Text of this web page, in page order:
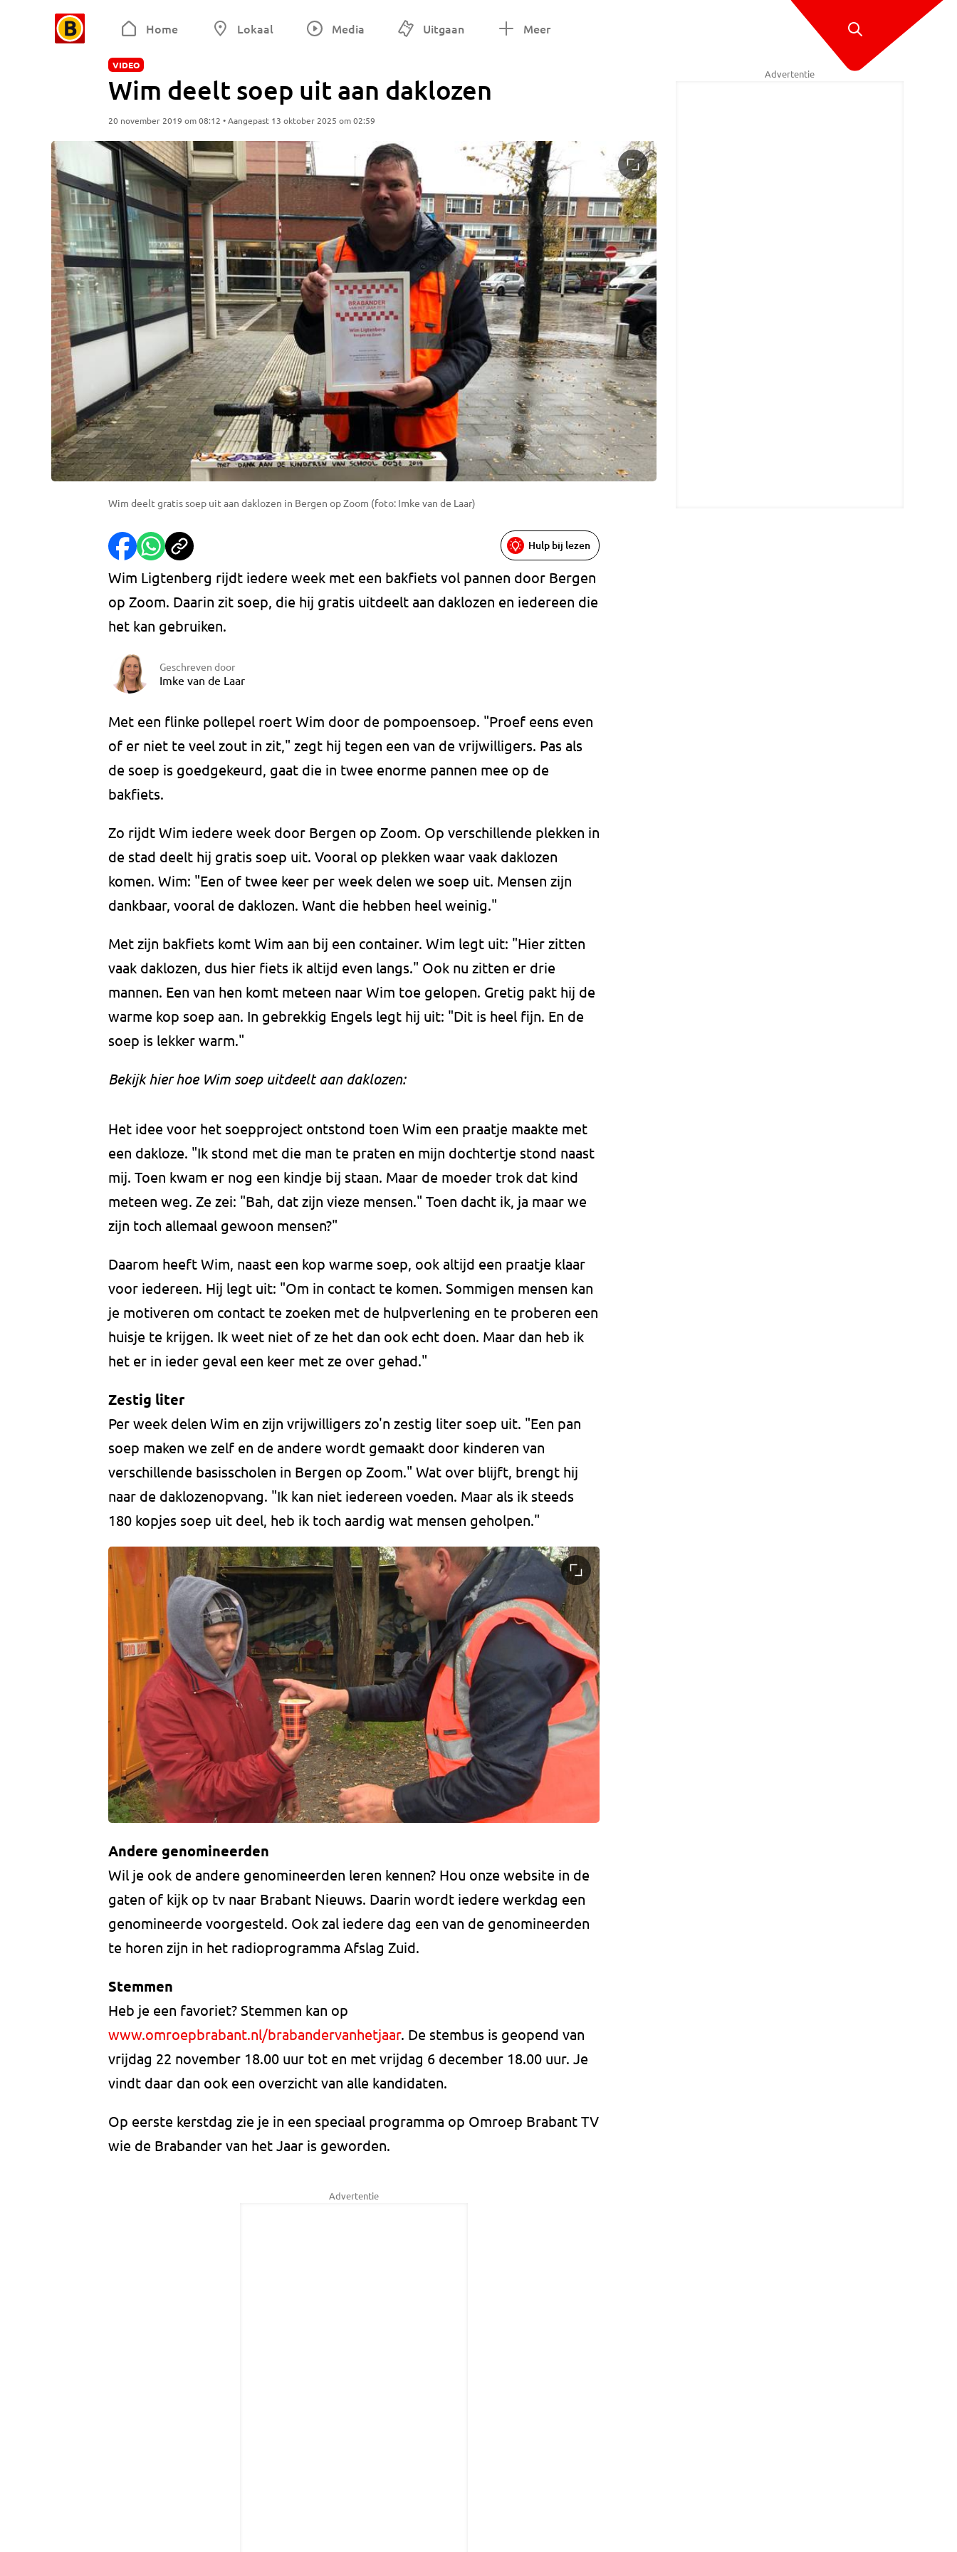
Home Lokaal Media Uitgaan Meer
VIDEO
Wim deelt soep uit aan daklozen
20 november 2019 om 08:12 • Aangepast 13 oktober 2025 om 02:59
Wim deelt gratis soep uit aan daklozen in Bergen op Zoom (foto: Imke van de Laar)
Hulp bij lezen
Wim Ligtenberg rijdt iedere week met een bakfiets vol pannen door Bergen
op Zoom. Daarin zit soep, die hij gratis uitdeelt aan daklozen en iedereen die
het kan gebruiken.
Geschreven door
Imke van de Laar
Met een flinke pollepel roert Wim door de pompoensoep. "Proef eens even
of er niet te veel zout in zit," zegt hij tegen een van de vrijwilligers. Pas als
de soep is goedgekeurd, gaat die in twee enorme pannen mee op de
bakfiets.
Zo rijdt Wim iedere week door Bergen op Zoom. Op verschillende plekken in
de stad deelt hij gratis soep uit. Vooral op plekken waar vaak daklozen
komen. Wim: "Een of twee keer per week delen we soep uit. Mensen zijn
dankbaar, vooral de daklozen. Want die hebben heel weinig."
Met zijn bakfiets komt Wim aan bij een container. Wim legt uit: "Hier zitten
vaak daklozen, dus hier fiets ik altijd even langs." Ook nu zitten er drie
mannen. Een van hen komt meteen naar Wim toe gelopen. Gretig pakt hij de
warme kop soep aan. In gebrekkig Engels legt hij uit: "Dit is heel fijn. En de
soep is lekker warm."
Bekijk hier hoe Wim soep uitdeelt aan daklozen:
Het idee voor het soepproject ontstond toen Wim een praatje maakte met
een dakloze. "Ik stond met die man te praten en mijn dochtertje stond naast
mij. Toen kwam er nog een kindje bij staan. Maar de moeder trok dat kind
meteen weg. Ze zei: "Bah, dat zijn vieze mensen." Toen dacht ik, ja maar we
zijn toch allemaal gewoon mensen?"
Daarom heeft Wim, naast een kop warme soep, ook altijd een praatje klaar
voor iedereen. Hij legt uit: "Om in contact te komen. Sommigen mensen kan
je motiveren om contact te zoeken met de hulpverlening en te proberen een
huisje te krijgen. Ik weet niet of ze het dan ook echt doen. Maar dan heb ik
het er in ieder geval een keer met ze over gehad."
Zestig liter
Per week delen Wim en zijn vrijwilligers zo'n zestig liter soep uit. "Een pan
soep maken we zelf en de andere wordt gemaakt door kinderen van
verschillende basisscholen in Bergen op Zoom." Wat over blijft, brengt hij
naar de daklozenopvang. "Ik kan niet iedereen voeden. Maar als ik steeds
180 kopjes soep uit deel, heb ik toch aardig wat mensen geholpen."
Andere genomineerden
Wil je ook de andere genomineerden leren kennen? Hou onze website in de
gaten of kijk op tv naar Brabant Nieuws. Daarin wordt iedere werkdag een
genomineerde voorgesteld. Ook zal iedere dag een van de genomineerden
te horen zijn in het radioprogramma Afslag Zuid.
Stemmen
Heb je een favoriet? Stemmen kan op
www.omroepbrabant.nl/brabandervanhetjaar. De stembus is geopend van
vrijdag 22 november 18.00 uur tot en met vrijdag 6 december 18.00 uur. Je
vindt daar dan ook een overzicht van alle kandidaten.
Op eerste kerstdag zie je in een speciaal programma op Omroep Brabant TV
wie de Brabander van het Jaar is geworden.
Advertentie
Advertentie